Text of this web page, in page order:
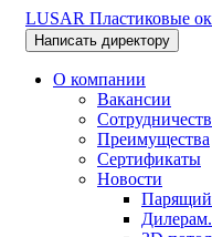
LUSAR Пластиковые
Написать директору
О компании
Вакансии
Преимущества
Сертификаты
Новости
Парящий